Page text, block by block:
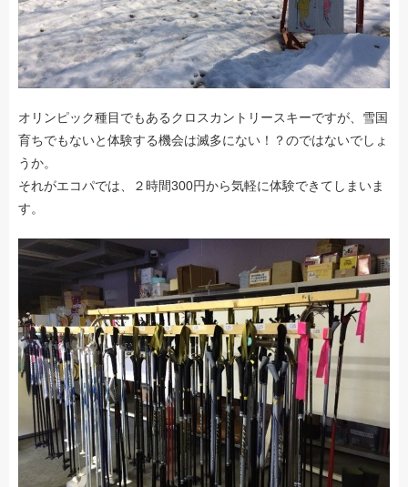
オリンピック種目でもあるクロスカントリースキーですが、雪国
育ちでもないと体験する機会は滅多にない！？のではないでしょ
うか。
それがエコパでは、２時間300円から気軽に体験できてしまいま
す。